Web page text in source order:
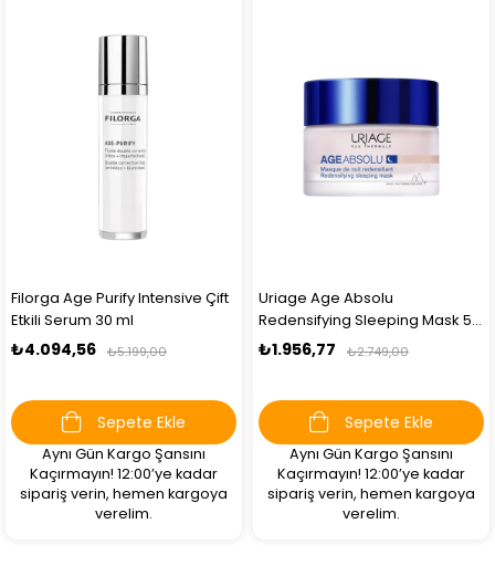
Filorga Age Purify Intensive Çift
Etkili Serum 30 ml
₺4.094,56 ₺5.199,00
Sepete Ekle
Aynı Gün Kargo Şansını
Kaçırmayın! 12:00’ye kadar
sipariş verin, hemen kargoya
verelim.
Uriage Age Absolu
Redensifying Sleeping Mask 50
ml
₺1.956,77 ₺2.749,00
Sepete Ekle
Aynı Gün Kargo Şansını
Kaçırmayın! 12:00’ye kadar
sipariş verin, hemen kargoya
verelim.